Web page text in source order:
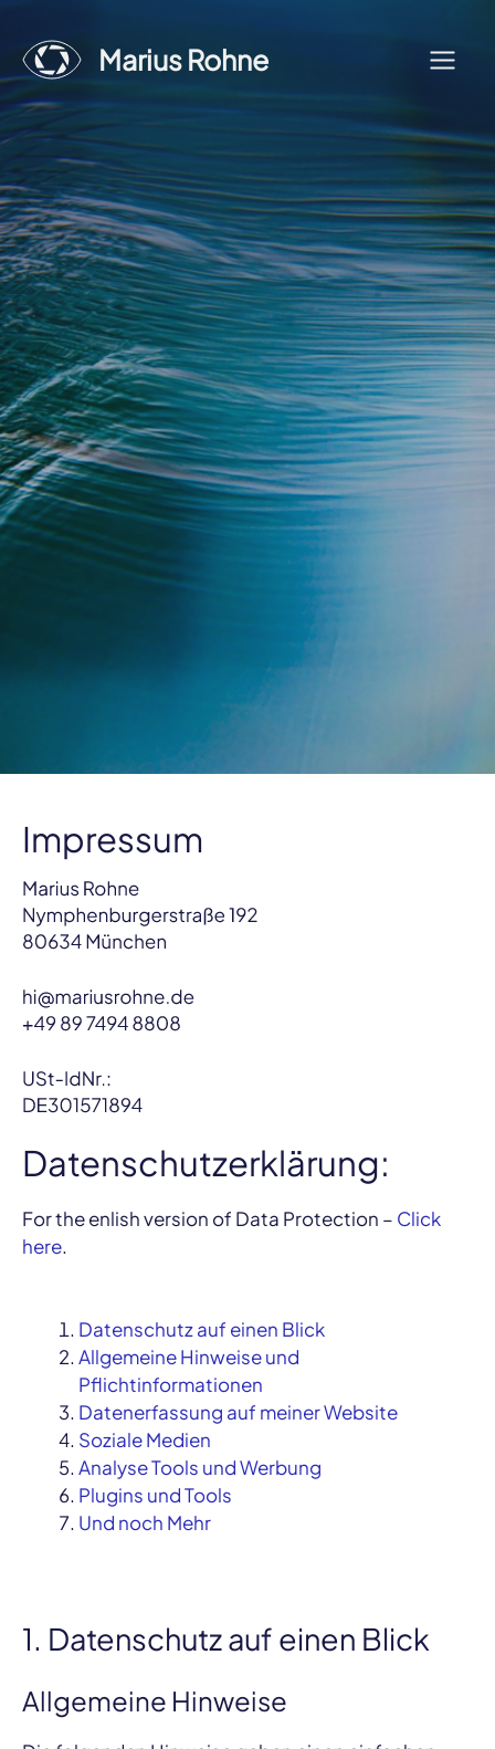
Inhalt
springen
Marius Rohne Menü
Impressum
Datenschutzerklärung:
For the enlish version of Data Protection – Click
here.
Datenschutz auf einen Blick
Allgemeine Hinweise und
Pflichtinformationen
Datenerfassung auf meiner Website
Soziale Medien
Analyse Tools und Werbung
Plugins und Tools
Und noch Mehr
1. Datenschutz auf einen Blick
Allgemeine Hinweise